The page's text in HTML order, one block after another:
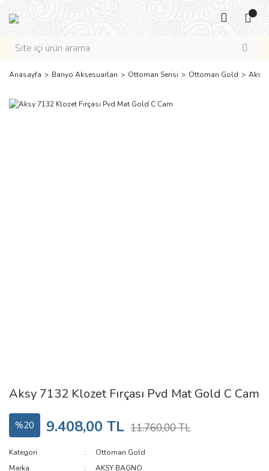
Anasayfa Banyo Aksesuarları Ottoman Serisi Ottoman Gold Aksy
Aksy 7132 Klozet Fırçası Pvd Mat Gold C Cam
%20 9.408,00 TL 11.760,00 TL
Kategori
Ottoman Gold
Marka
AKSY BAGNO